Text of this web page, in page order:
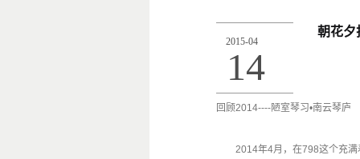
2015-04
14
朝花夕
回顾2014----陋室琴习•南云琴庐
2014年4月，在798这个充满着